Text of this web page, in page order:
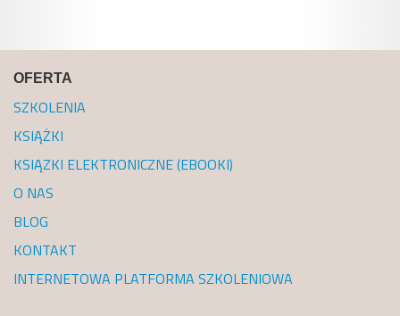
OFERTA
SZKOLENIA
KSIĄŻKI
KSIĄZKI ELEKTRONICZNE (EBOOKI)
O NAS
BLOG
KONTAKT
INTERNETOWA PLATFORMA SZKOLENIOWA